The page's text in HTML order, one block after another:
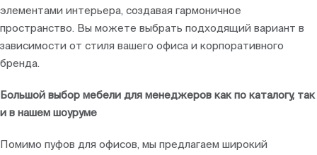
элементами интерьера, создавая гармоничное
пространство. Вы можете выбрать подходящий вариант в
зависимости от стиля вашего офиса и корпоративного
бренда.
Большой выбор мебели для менеджеров как по каталогу, так
и в нашем шоуруме
Помимо пуфов для офисов, мы предлагаем широкий